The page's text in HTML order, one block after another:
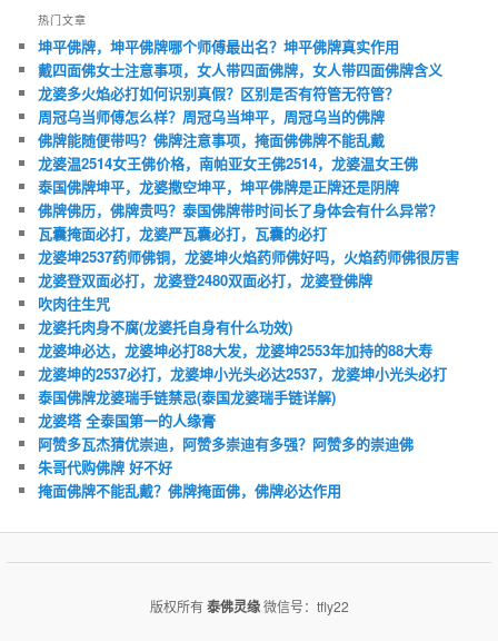
热门文章
坤平佛牌，坤平佛牌哪个师傅最出名？坤平佛牌真实作用
戴四面佛女士注意事项，女人带四面佛牌，女人带四面佛牌含义
龙婆多火焰必打如何识别真假？区别是否有符管无符管？
周冠乌当师傅怎么样？周冠乌当坤平，周冠乌当的佛牌
佛牌能随便带吗？佛牌注意事项，掩面佛佛牌不能乱戴
龙婆温2514女王佛价格，南帕亚女王佛2514，龙婆温女王佛
泰国佛牌坤平，龙婆撒空坤平，坤平佛牌是正牌还是阴牌
佛牌佛历，佛牌贵吗？泰国佛牌带时间长了身体会有什么异常？
瓦囊掩面必打，龙婆严瓦囊必打，瓦囊的必打
龙婆坤2537药师佛铜，龙婆坤火焰药师佛好吗，火焰药师佛很厉害
龙婆登双面必打，龙婆登2480双面必打，龙婆登佛牌
吹肉往生咒
龙婆托肉身不腐(龙婆托自身有什么功效)
龙婆坤必达，龙婆坤必打88大发，龙婆坤2553年加持的88大寿
龙婆坤的2537必打，龙婆坤小光头必达2537，龙婆坤小光头必打
泰国佛牌龙婆瑞手链禁忌(泰国龙婆瑞手链详解)
龙婆塔 全泰国第一的人缘膏
阿赞多瓦杰猜优崇迪，阿赞多崇迪有多强？阿赞多的崇迪佛
朱哥代购佛牌 好不好
掩面佛牌不能乱戴？佛牌掩面佛，佛牌必达作用
版权所有泰佛灵缘微信号：tfly22